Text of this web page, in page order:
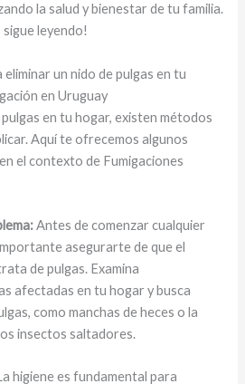
la salud y bienestar de tu familia.
sigue leyendo!
un nido de pulgas en tu
en Uruguay
en tu hogar, existen métodos
Aquí te ofrecemos algunos
el contexto de Fumigaciones
Antes de comenzar cualquier
asegurarte de que el
de pulgas. Examina
afectadas en tu hogar y busca
como manchas de heces o la
insectos saltadores.
higiene es fundamental para